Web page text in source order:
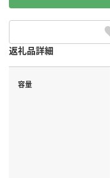
返礼品詳細
容量